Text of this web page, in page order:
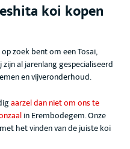
koi kopen
zoek bent om een Tosai,
al jarenlang gespecialiseerd
en vijveronderhoud.
aarzel dan niet om ons te
in Erembodegem. Onze
het vinden van de juiste koi